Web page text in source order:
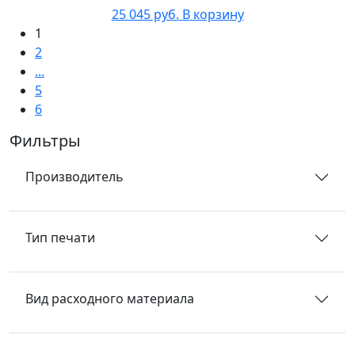
25 045 руб. В корзину
1
2
...
5
6
Фильтры
Производитель
Тип печати
Вид расходного материала